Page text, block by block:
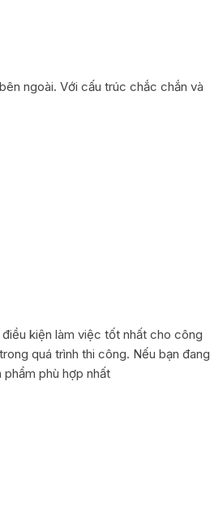
ngoài. Với cấu trúc chắc chắn và
kiện làm việc tốt nhất cho công
quá trình thi công. Nếu bạn đang
phù hợp nhất